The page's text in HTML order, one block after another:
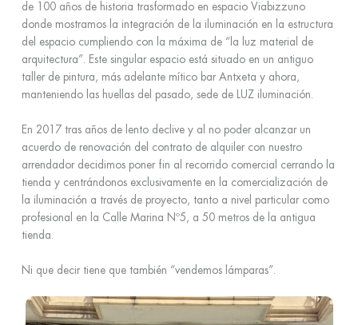
de 100 años de historia trasformado en espacio Viabizzuno
donde mostramos la integración de la iluminación en la estructura
del espacio cumpliendo con la máxima de “la luz material de
arquitectura”. Este singular espacio está situado en un antiguo
taller de pintura, más adelante mítico bar Antxeta y ahora,
manteniendo las huellas del pasado, sede de LUZ iluminación.
En 2017 tras años de lento declive y al no poder alcanzar un
acuerdo de renovación del contrato de alquiler con nuestro
arrendador decidimos poner fin al recorrido comercial cerrando la
tienda y centrándonos exclusivamente en la comercialización de
la iluminación a través de proyecto, tanto a nivel particular como
profesional en la Calle Marina Nº5, a 50 metros de la antigua
tienda.
Ni que decir tiene que también “vendemos lámparas”.